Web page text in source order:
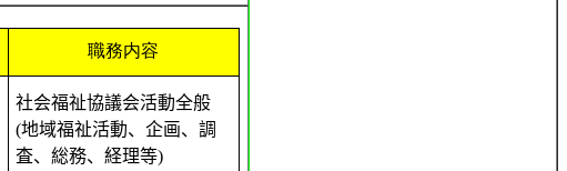
職務内容
社会福祉協議会活動全般
(地域福祉活動、企画、調
査、総務、経理等)